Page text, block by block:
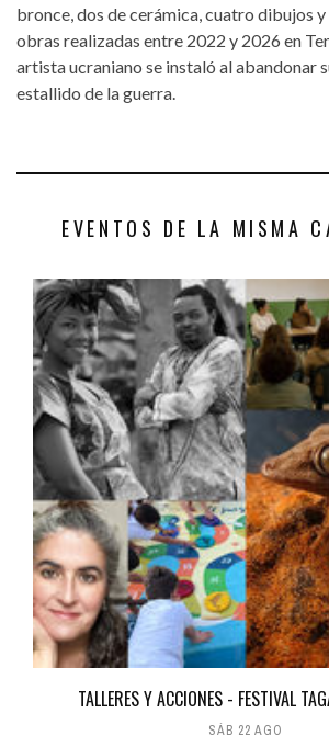
bronce, dos de cerámica, cuatro dibujos y
obras realizadas entre 2022 y 2026 en
artista ucraniano se instaló al abandonar
estallido de la guerra.
EVENTOS DE LA MISMA
TALLERES Y ACCIONES - FESTIVAL
SÁB 22 AGO